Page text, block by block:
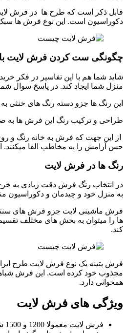
قابل ذکر است که طرح ها در فرش
دکوراسیون است. این نوع فرش ها
چگونگی ست کردن فرش لایت با
شاید شما هم با این تفاسیر در فکر
منزل شما ایجاد کند. در پاسخ سوال
این رنگ ها جزو دسته رنگ های خنثی
طراحی و ترکیب رنگ این فرش ها به
از این جهت که فرش به خانه رنگ و
حس آرامش را به مخاطب القا میکنند.
رنگ ها در فرش لایت
در انتخاب رنگ فرش دقت زیادی به
به منزل خود و چیدمان و دکوراسیون
فرش ماشینی لایت جزو فرش های
ها را میتوان به بخش های مختلف
کند.
فرش پتینه یک نوع فرش لایت طرح
مجذوب خود کرده است. این فرش
همخوانی دارد.
ویژگی های فرش لایت
فرش لایت معمولا 1200 و 1500 شانه هستند و تراکم زیادی دارد به همین خاطر مانندفرش دستباف هستند.